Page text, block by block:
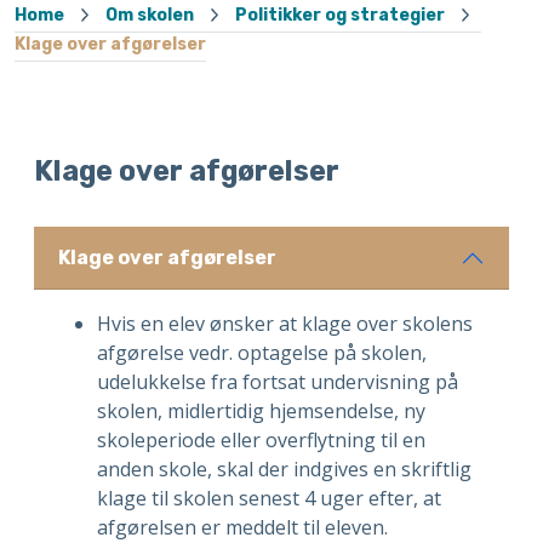
Home Om skolen
Politikker og strategier
Klage over afgørelser
Klage over afgørelser
Klage over afgørelser
Hvis en elev ønsker at klage over skolens
afgørelse vedr. optagelse på skolen,
udelukkelse fra fortsat undervisning på
skolen, midlertidig hjemsendelse, ny
skoleperiode eller overflytning til en
anden skole, skal der indgives en skriftlig
klage til skolen senest 4 uger efter, at
afgørelsen er meddelt til eleven.